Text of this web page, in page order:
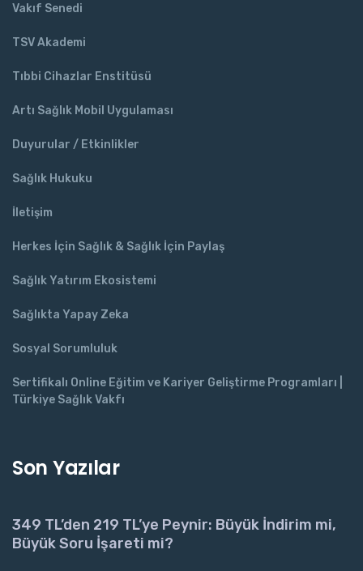
Vakıf Senedi
TSV Akademi
Tıbbi Cihazlar Enstitüsü
Artı Sağlık Mobil Uygulaması
Duyurular / Etkinlikler
Sağlık Hukuku
İletişim
Herkes İçin Sağlık & Sağlık İçin Paylaş
Sağlık Yatırım Ekosistemi
Sağlıkta Yapay Zeka
Sosyal Sorumluluk
Sertifikalı Online Eğitim ve Kariyer Geliştirme Programları |
Türkiye Sağlık Vakfı
Son Yazılar
349 TL’den 219 TL’ye Peynir: Büyük İndirim mi,
Büyük Soru İşareti mi?